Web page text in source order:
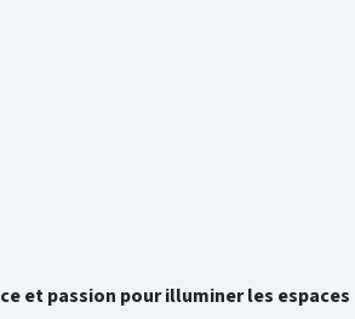
et passion pour illuminer les